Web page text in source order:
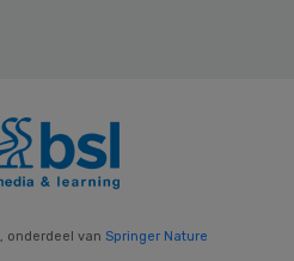
, onderdeel van Springer Nature